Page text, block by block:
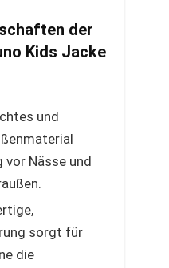
der
Kids Jacke
und
Nässe und
sorgt für
die